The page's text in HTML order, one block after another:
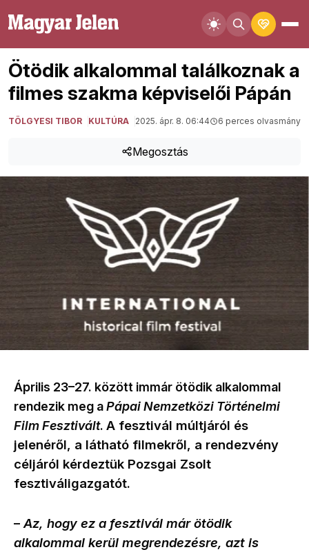
Ötödik alkalommal találkoznak a
filmes szakma képviselői Pápán
TÖLGYESI TIBOR KULTÚRA 2025. ápr. 8. 06:44 6 perces olvasmány
Megosztás
Április 23–27. között immár ötödik alkalommal
rendezik meg aPápai Nemzetközi Történelmi
Film Fesztivált. A fesztivál múltjáról és
jelenéről, a látható filmekről, a rendezvény
céljáról kérdeztük Pozsgai Zsolt
fesztiváligazgatót.
–Az, hogy ez a fesztivál már ötödik
alkalommal kerül megrendezésre, azt is